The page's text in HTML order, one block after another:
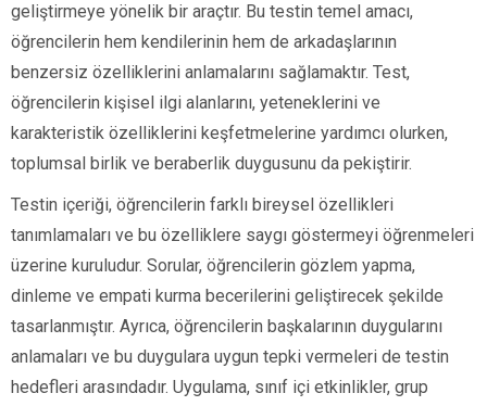
geliştirmeye yönelik bir araçtır. Bu testin temel amacı,
öğrencilerin hem kendilerinin hem de arkadaşlarının
benzersiz özelliklerini anlamalarını sağlamaktır. Test,
öğrencilerin kişisel ilgi alanlarını, yeteneklerini ve
karakteristik özelliklerini keşfetmelerine yardımcı olurken,
toplumsal birlik ve beraberlik duygusunu da pekiştirir.
Testin içeriği, öğrencilerin farklı bireysel özellikleri
tanımlamaları ve bu özelliklere saygı göstermeyi öğrenmeleri
üzerine kuruludur. Sorular, öğrencilerin gözlem yapma,
dinleme ve empati kurma becerilerini geliştirecek şekilde
tasarlanmıştır. Ayrıca, öğrencilerin başkalarının duygularını
anlamaları ve bu duygulara uygun tepki vermeleri de testin
hedefleri arasındadır. Uygulama, sınıf içi etkinlikler, grup